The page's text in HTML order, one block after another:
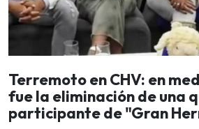
Terremoto en CHV: en
fue la eliminación de una
participante de "Gran